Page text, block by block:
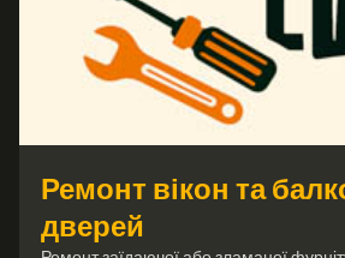
Ремонт вікон та
дверей